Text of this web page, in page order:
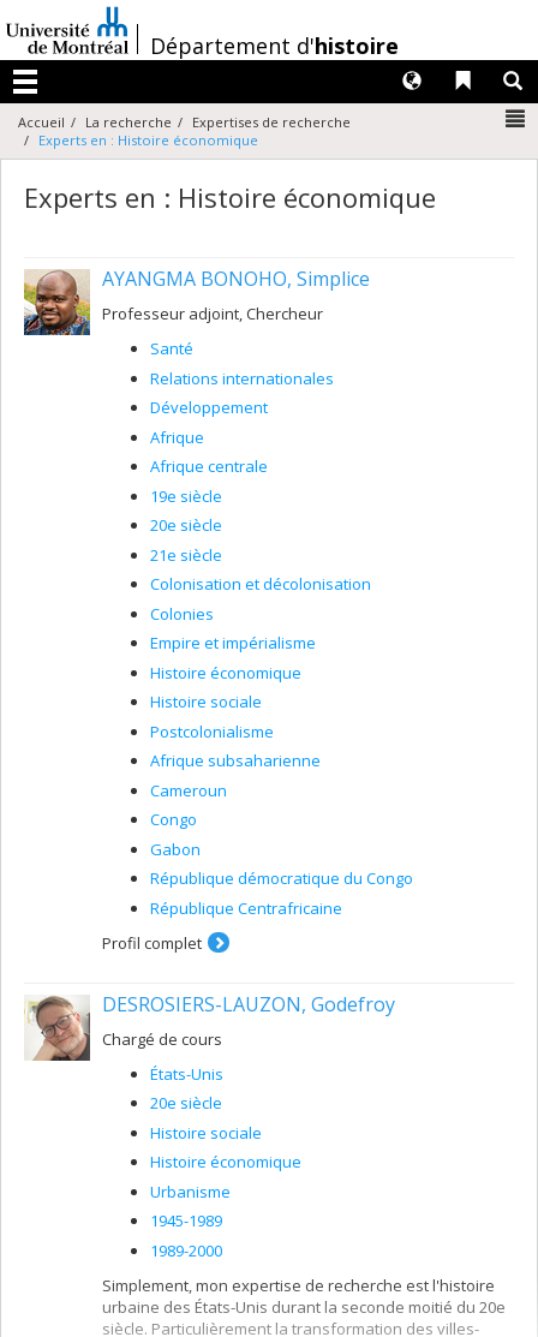
au
contenu
/Département d'histoire
Menu
Liens
Langues
Accueil La recherche
Expertises de recherche
Experts en : Histoire économique
Experts en : Histoire économique
AYANGMA BONOHO, Simplice
Professeur adjoint, Chercheur
Santé
Relations internationales
Développement
Afrique
Afrique centrale
19e siècle
20e siècle
21e siècle
Colonisation et décolonisation
Colonies
Empire et impérialisme
Histoire économique
Histoire sociale
Postcolonialisme
Afrique subsaharienne
Cameroun
Congo
Gabon
République démocratique du Congo
République Centrafricaine
Profil complet
DESROSIERS-LAUZON, Godefroy
Chargé de cours
États-Unis
20e siècle
Histoire sociale
Histoire économique
Urbanisme
1945-1989
1989-2000
Simplement, mon expertise de recherche est l'histoire
urbaine des États-Unis durant la seconde moitié du 20e
siècle. Particulièrement la transformation des villes-